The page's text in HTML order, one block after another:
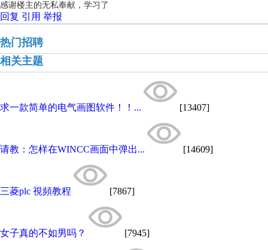
感谢楼主的无私奉献 ， 学习了
回复 引用 举报
热门招聘
相关主题
求一款简单的电气画图软件！！... [13407]
请教：怎样在WINCC画面中弹出... [14609]
三菱plc 視頻教程 [7867]
女子真的不如男吗？ [7945]